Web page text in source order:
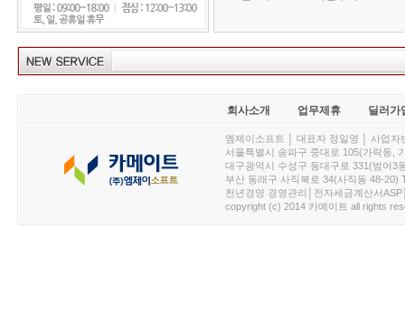
회사소개 업무제휴 딜러가
엠제이소프트 │ 대표자 정일영 │ 사업
서울특별시 송파구 중대로 105(가락동,
대구광역시 수성구 동대구로 331(범어3
부산 동래구 사직북로 34(사직동 48-20)
천년경영 경영관리│전자세금계산서
copyright (c) 2014 카메이트 all rights